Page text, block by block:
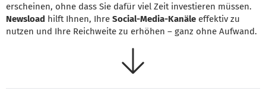
erscheinen, ohne dass Sie dafür viel Zeit investieren müssen.
Newsload hilft Ihnen, Ihre Social-Media-Kanäle effektiv zu
nutzen und Ihre Reichweite zu erhöhen – ganz ohne Aufwand.